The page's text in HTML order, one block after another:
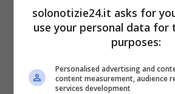
un simbolo del talento del
un’icona per moltissimi
Intanto le foto del suo
facendo il giro del web
solonotizie24.it asks for
use your personal data for
purposes:
Personalised advertising and
content measurement, audience
services development